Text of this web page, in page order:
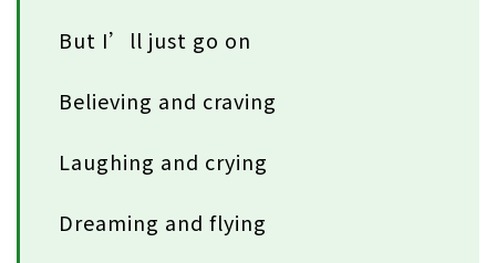
But I’ll just go on
Believing and craving
Laughing and crying
Dreaming and flying